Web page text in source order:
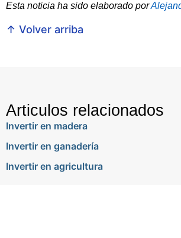
Esta noticia ha sido elaborado por
↑ Volver arriba
Articulos relacionados
Invertir en madera
Invertir en ganadería
Invertir en agricultura